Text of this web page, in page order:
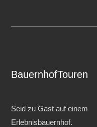
BauernhofTouren
Seid zu Gast auf einem
Erlebnisbauernhof.